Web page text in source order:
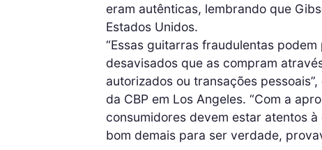
eram autênticas, lembrando que
Estados Unidos.
“Essas guitarras fraudulentas
desavisados ​​que as compram
autorizados ou transações
da CBP em Los Angeles. “Com a
consumidores devem estar atentos
bom demais para ser verdade,